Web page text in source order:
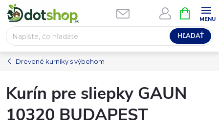
Prejsť
na
obsah
HĽADAŤ
KOŠÍK
Drevené kurníky s výbehom
Kurín pre sliepky GAUN
10320 BUDAPEST